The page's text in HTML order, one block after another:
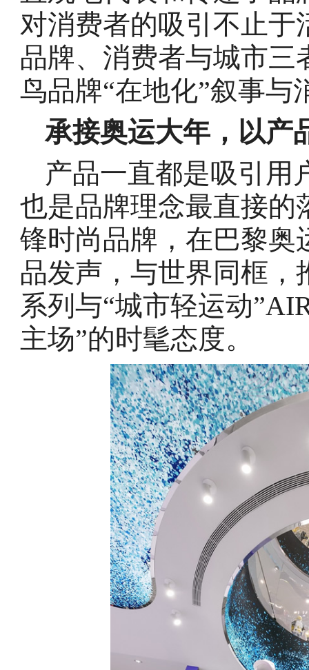
对消费者的吸引不止
品牌、消费者与城市
鸟品牌“在地化”叙事与
承接奥运大年，以产
产品一直都是吸引用
也是品牌理念最直接的
锋时尚品牌，在巴黎奥
品发声，与世界同框，
系列与“城市轻运动
主场”的时髦态度。